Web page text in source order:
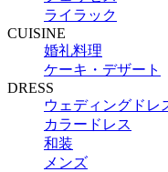
ライラック
CUISINE
婚礼料理
ケーキ・デザート
DRESS
ウェディングドレ
カラードレス
和装
メンズ